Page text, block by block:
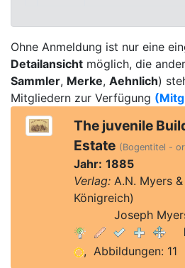
Ohne Anmeldung ist nur eine
Detailansicht möglich, die
Sammler, Merke, Aehnlich)
Mitgliedern zur Verfügung
The juvenile
Estate (Bogentitel -
Jahr: 1885
Verlag:A.N. Myers
Königreich)
Joseph
, Abbildungen: 11